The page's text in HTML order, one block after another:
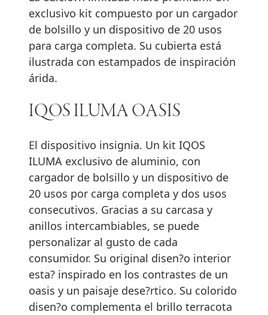
exclusivo kit compuesto por un cargador
de bolsillo y un dispositivo de 20 usos
para carga completa. Su cubierta está
ilustrada con estampados de inspiración
árida.
IQOS ILUMA OASIS
El dispositivo insignia. Un kit IQOS
ILUMA exclusivo de aluminio, con
cargador de bolsillo y un dispositivo de
20 usos por carga completa y dos usos
consecutivos. Gracias a su carcasa y
anillos intercambiables, se puede
personalizar al gusto de cada
consumidor. Su original disen?o interior
esta? inspirado en los contrastes de un
oasis y un paisaje dese?rtico. Su colorido
disen?o complementa el brillo terracota